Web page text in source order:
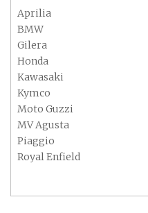
Aprilia
BMW
Gilera
Honda
Kawasaki
Kymco
Moto Guzzi
MV Agusta
Piaggio
Royal Enfield